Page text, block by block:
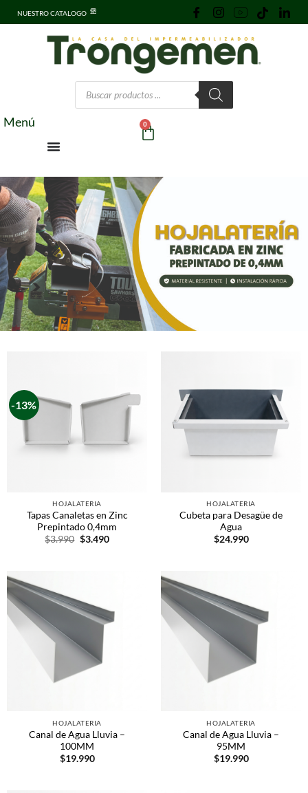
NUESTRO CATALOGO
Menú 0
-13%
HOJALATERIA
Tapas Canaletas en Zinc
Prepintado 0,4mm
$3.990 $3.490
HOJALATERIA
Cubeta para Desagüe de
Agua
$24.990
HOJALATERIA
Canal de Agua Lluvia –
100MM
$19.990
HOJALATERIA
Canal de Agua Lluvia –
95MM
$19.990